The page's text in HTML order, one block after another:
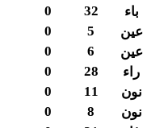
باء 32
0
عين 5
0
عين 6
0
راء 28
0
نون 11
0
نون 8
0